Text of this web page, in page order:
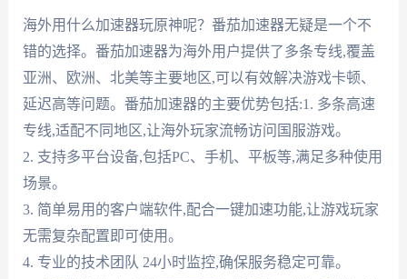
海外用什么加速器玩原神呢？番茄加速器无疑是一个不
错的选择。番茄加速器为海外用户提供了多条专线,覆盖
亚洲、欧洲、北美等主要地区,可以有效解决游戏卡顿、
延迟高等问题。番茄加速器的主要优势包括:1. 多条高速
专线,适配不同地区,让海外玩家流畅访问国服游戏。
2. 支持多平台设备,包括PC、手机、平板等,满足多种使用
场景。
3. 简单易用的客户端软件,配合一键加速功能,让游戏玩家
无需复杂配置即可使用。
4. 专业的技术团队 24小时监控,确保服务稳定可靠。